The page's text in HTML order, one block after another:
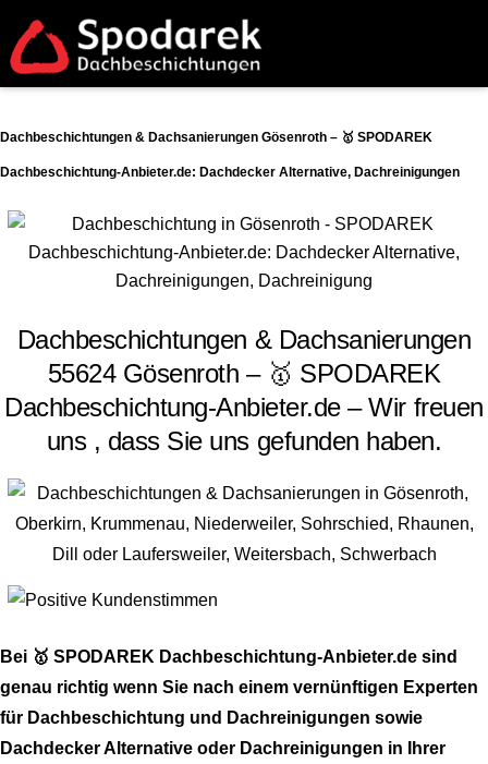
Dachbeschichtungen & Dachsanierungen Gösenroth – 🥇 SPODAREK
Dachbeschichtung-Anbieter.de: Dachdecker Alternative, Dachreinigungen
Dachbeschichtungen & Dachsanierungen
55624 Gösenroth – 🥇 SPODAREK
Dachbeschichtung-Anbieter.de – Wir freuen
uns , dass Sie uns gefunden haben.
Bei 🥇 SPODAREK Dachbeschichtung-Anbieter.de sind
genau richtig wenn Sie nach einem vernünftigen Experten
für Dachbeschichtung und Dachreinigungen sowie
Dachdecker Alternative oder Dachreinigungen in Ihrer